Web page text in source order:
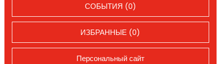
СОБЫТИЯ (0)
ИЗБРАННЫЕ (0)
Персональный сайт